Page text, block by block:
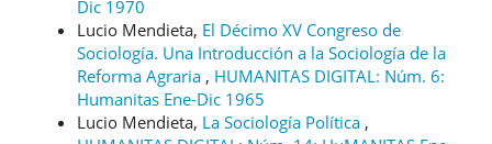
Dic 1970
Lucio Mendieta, El Décimo XV Congreso de
Sociología. Una Introducción a la Sociología de la
Reforma Agraria , HUMANITAS DIGITAL: Núm. 6:
Humanitas Ene-Dic 1965
Lucio Mendieta, La Sociología Política ,